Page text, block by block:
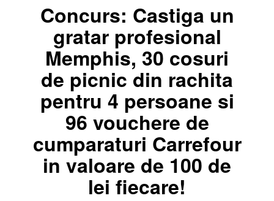
Concurs: Castiga un
gratar profesional
Memphis, 30 cosuri
de picnic din rachita
pentru 4 persoane si
96 vouchere de
cumparaturi Carrefour
in valoare de 100 de
lei fiecare!